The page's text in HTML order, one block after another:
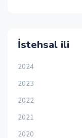
İstehsal ili
2024
2023
2022
2021
2020